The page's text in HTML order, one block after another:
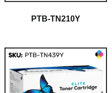
PTB-TN210Y